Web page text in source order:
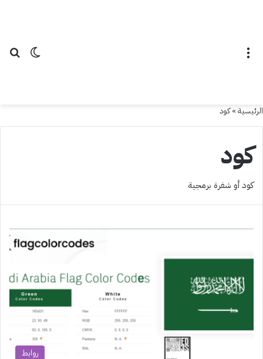
الوضع
الرئيسية»كود
كود
كود أو شفرة برمجية
روابط